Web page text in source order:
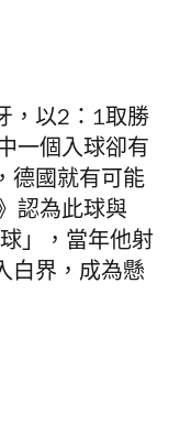
，以2：1取勝
一個入球卻有
德國就有可能
認為此球與
」，當年他射
白界，成為懸